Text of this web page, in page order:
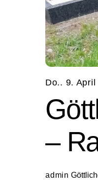
Do.. 9. April
–
admin